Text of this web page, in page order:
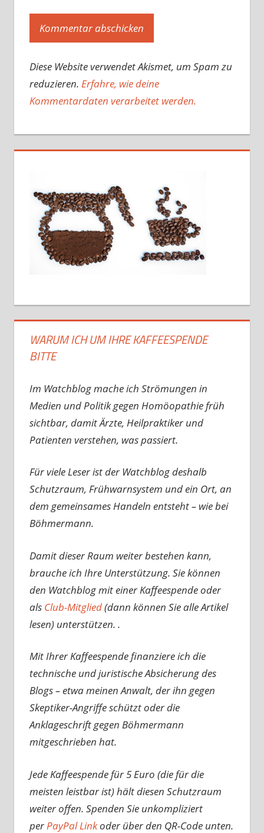
Diese Website verwendet Akismet, um Spam zu
reduzieren. Erfahre, wie deine
Kommentardaten verarbeitet werden.
WARUM ICH UM IHRE KAFFEESPENDE
BITTE
Im Watchblog mache ich Strömungen in
Medien und Politik gegen Homöopathie früh
sichtbar, damit Ärzte, Heilpraktiker und
Patienten verstehen, was passiert.
Für viele Leser ist der Watchblog deshalb
Schutzraum, Frühwarnsystem und ein Ort, an
dem gemeinsames Handeln entsteht – wie bei
Böhmermann.
Damit dieser Raum weiter bestehen kann,
brauche ich Ihre Unterstützung. Sie können
den Watchblog mit einer Kaffeespende oder
als Club-Mitglied(dann können Sie alle Artikel
lesen) unterstützen. .
Mit Ihrer Kaffeespende finanziere ich die
technische und juristische Absicherung des
Blogs – etwa meinen Anwalt, der ihn gegen
Skeptiker-Angriffe schützt oder die
Anklageschrift gegen Böhmermann
mitgeschrieben hat.
Jede Kaffeespende für 5 Euro (die für die
meisten leistbar ist) hält diesen Schutzraum
weiter offen. Spenden Sie unkompliziert
perPayPal Linkoder über den QR-Code unten.